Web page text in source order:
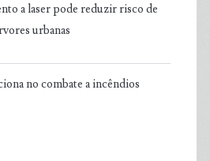
a laser pode reduzir risco de
urbanas
no combate a incêndios